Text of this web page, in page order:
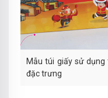
Mẫu túi giấy sử
đặc trưng